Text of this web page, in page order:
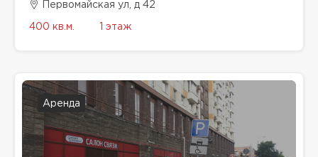
Первомайская ул, д 42
400 кв.м. 1 этаж
Аренда